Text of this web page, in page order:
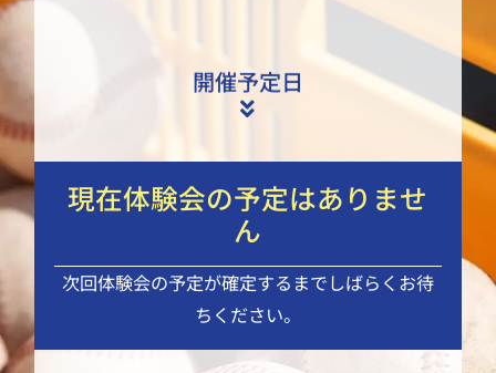
開催予定日
現在体験会の予定はありませ
ん
次回体験会の予定が確定するまでしばらくお待
ちください。